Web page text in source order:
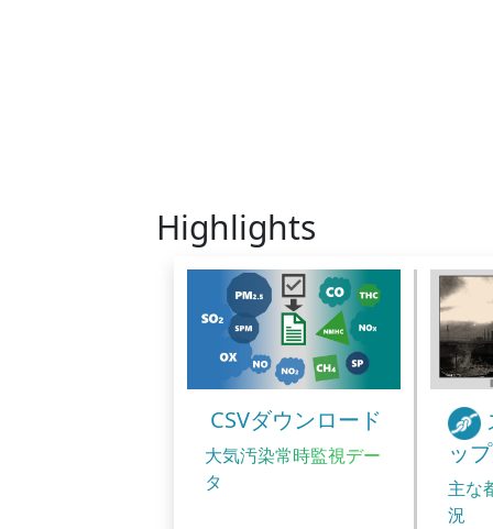
Highlights
CSVダウンロード
大気汚染常時監視デー
タ
ッ
主な
況